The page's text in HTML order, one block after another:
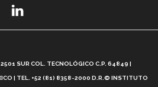
Modelo Educativo Tec? (video)
SUR COL. TECNOLÓGICO C.P. 64849 |
| TEL. +52 (81) 8358-2000 D.R.© INSTITUTO